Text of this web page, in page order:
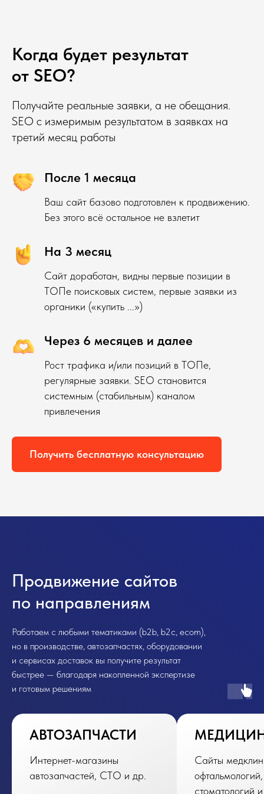
Когда будет результат
от SEO?
Получайте реальные заявки, а не обещания.
SEO с измеримым результатом в заявках на
третий месяц работы
После 1 месяца
Ваш сайт базово подготовлен к продвижению.
Без этого всё остальное не взлетит
На 3 месяц
Сайт доработан, видны первые позиции в
ТОПе поисковых систем, первые заявки из
органики («купить ...»)
Через 6 месяцев и далее
Рост трафика и/или позиций в ТОПе,
регулярные заявки. SEO становится
системным (стабильным) каналом
привлечения
Получить бесплатную консультацию
Продвижение сайтов
по направлениям
Работаем с любыми тематиками (b2b, b2c, ecom),
но в производстве, автозапчастях, оборудовании
и сервисах доставок вы получите результат
быстрее — благодаря накопленной экспертизе
и готовым решениям
АВТОЗАПЧАСТИ
Интернет-магазины
автозапчастей, СТО и др.
Сайты
офтальмологий,
стоматологий